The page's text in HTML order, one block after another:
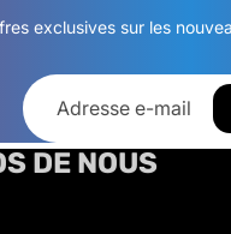
exclusives sur les
DE NOUS